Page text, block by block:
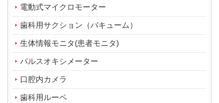
電動式マイクロモーター
歯科用サクション（バキューム）
生体情報モニタ(患者モニタ)
パルスオキシメーター
口腔内カメラ
歯科用ルーペ